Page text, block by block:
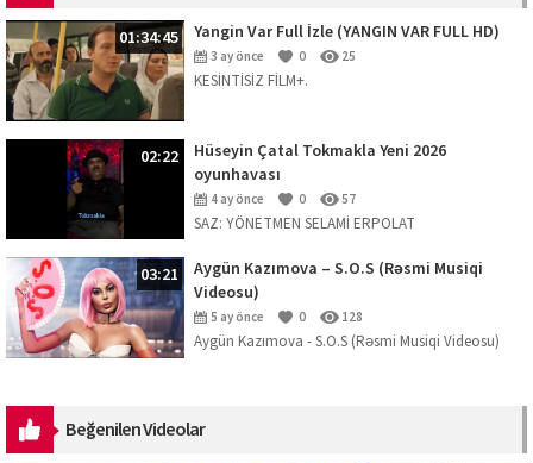
01:34:45 Yangin Var Full İzle (YANGIN VAR FULL HD)
3 ay önce 0 25
KESİNTİSİZ FİLM+.
02:22
Hüseyin Çatal Tokmakla Yeni 2026
oyunhavası
4 ay önce 0 57
SAZ: YÖNETMEN SELAMİ ERPOLAT
03:21
Aygün Kazımova – S.O.S (Rəsmi Musiqi
Videosu)
5 ay önce 0 128
Aygün Kazımova - S.O.S (Rəsmi Musiqi Videosu)
Beğenilen Videolar